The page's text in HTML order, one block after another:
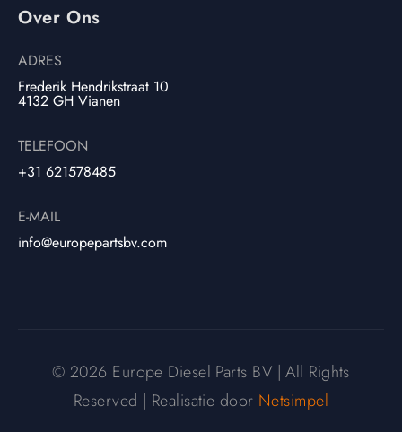
Over Ons
ADRES
Frederik Hendrikstraat 10
4132 GH Vianen
TELEFOON
+31 621578485
E-MAIL
info@europepartsbv.com
© 2026 Europe Diesel Parts BV | All Rights
Reserved | Realisatie door Netsimpel